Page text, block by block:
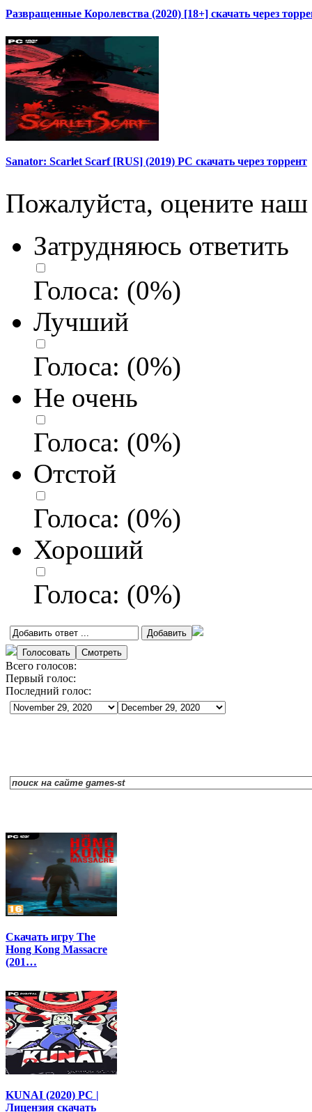
Развращенные Королевства (2020) [18+] скачать через
Sanator: Scarlet Scarf [RUS] (2019) PC скачать через торрент
Пожалуйста, оцените наш
Затрудняюсь ответить
Голоса: (0%)
Лучший
Голоса: (0%)
Не очень
Голоса: (0%)
Отстой
Голоса: (0%)
Хороший
Голоса: (0%)
Всего голосов:
Первый голос:
Последний голос:
Скачать игру The
Hong Kong Massacre
(201…
KUNAI (2020) PC |
Лицензия скачать